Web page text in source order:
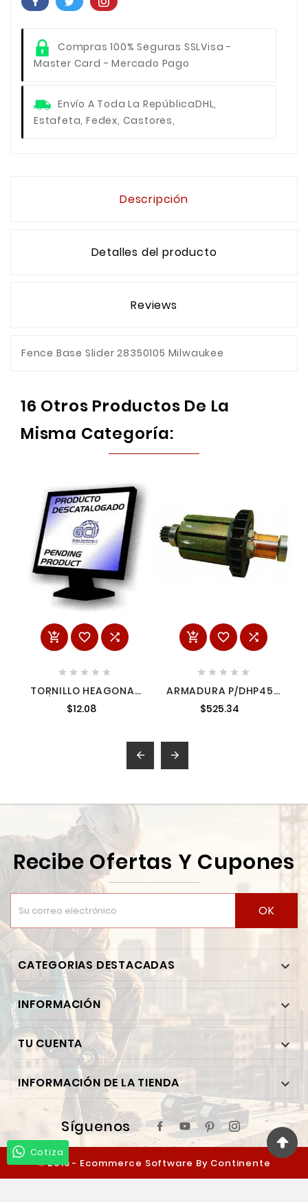
Compras 100% Seguras SSLVisa -
Master Card - Mercado Pago
Envío A Toda La RepúblicaDHL,
Estafeta, Fedex, Castores,
Descripción
Detalles del producto
Reviews
Fence Base Slider 28350105 Milwaukee
16 Otros Productos De La
Misma Categoría:
  
    
TORNILLO HEAGONAL
P/4322.4324 N.R.
2664373
$12.08
  
    
ARMADURA P/DHP458
6194960
$525.34
 
Recibe Ofertas Y Cupones
OK
CATEGORIAS DESTACADAS 
INFORMACIÓN 
TU CUENTA 
INFORMACIÓN DE LA TIENDA 
Síguenos
© 2019 - Ecommerce Software By Continente
Ferretero™
Cotiza